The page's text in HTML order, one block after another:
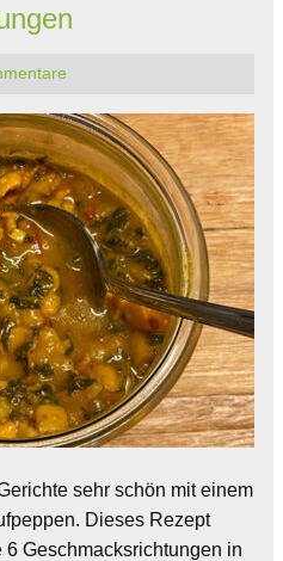
sehr schön mit einem
Dieses Rezept
Geschmacksrichtungen in